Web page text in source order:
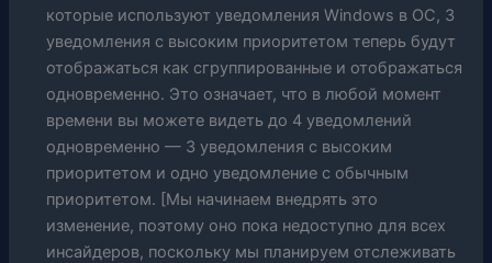
которые используют уведомления Windows в ОС, 3
уведомления с высоким приоритетом теперь будут
отображаться как сгруппированные и отображаться
одновременно. Это означает, что в любой момент
времени вы можете видеть до 4 уведомлений
одновременно — 3 уведомления с высоким
приоритетом и одно уведомление с обычным
приоритетом. [Мы начинаем внедрять это
изменение, поэтому оно пока недоступно для всех
инсайдеров, поскольку мы планируем отслеживать